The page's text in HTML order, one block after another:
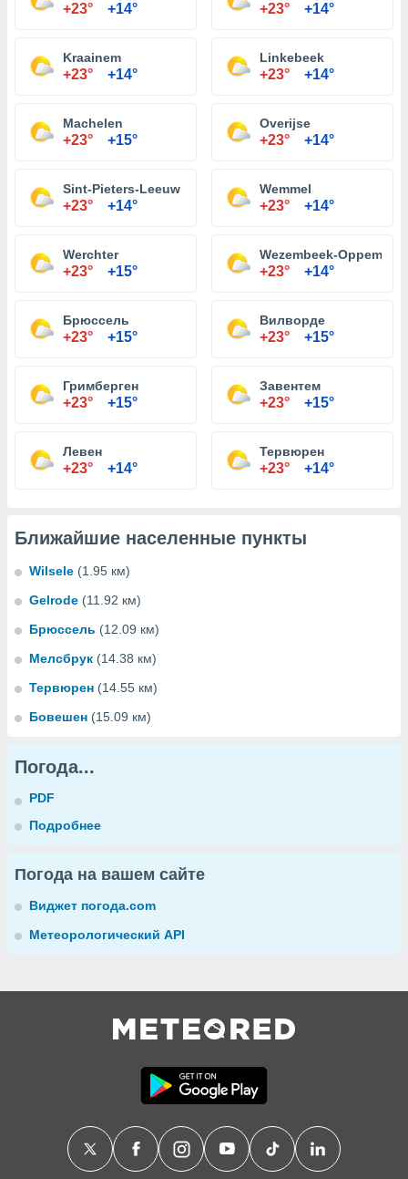
+23° +14° +23° +14°
Kraainem
+23° +14°
Linkebeek
+23° +14°
Machelen
+23° +15°
Overijse
+23° +14°
Sint-Pieters-Leeuw
+23° +14°
Wemmel
+23° +14°
Werchter
+23° +15°
Wezembeek-Oppem
+23° +14°
Брюссель
+23° +15°
Вилворде
+23° +15°
Гримберген
+23° +15°
Завентем
+23° +15°
Левен
+23° +14°
Тервюрен
+23° +14°
Ближайшие населенные пункты
Wilsele (1.95 км)
Gelrode (11.92 км)
Брюссель (12.09 км)
Мелсбрук (14.38 км)
Тервюрен (14.55 км)
Бовешен (15.09 км)
Погода...
PDF
Подробнее
Погода на вашем сайте
Виджет погода.com
Метеорологический API